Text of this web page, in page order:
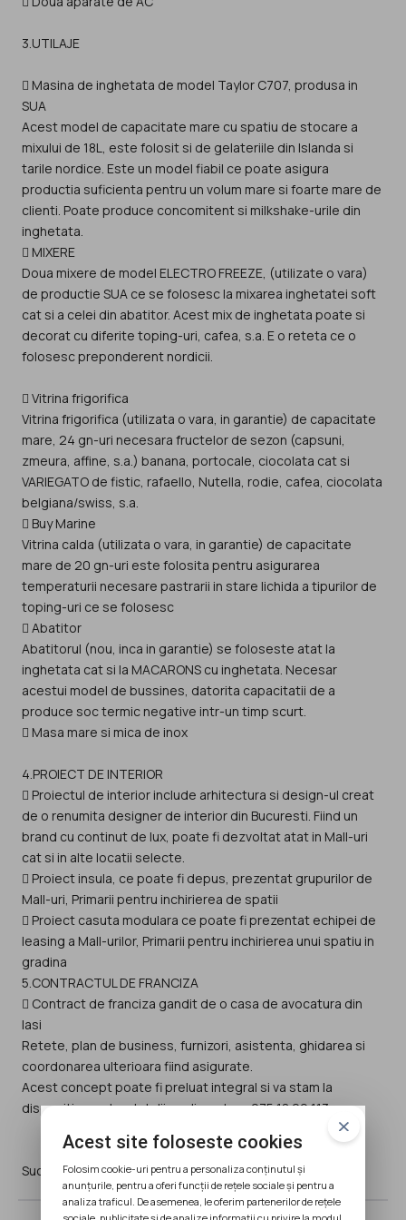
3.UTILAJE
 Masina de inghetata de model Taylor C707, produsa in
SUA
Acest model de capacitate mare cu spatiu de stocare a
mixului de 18L, este folosit si de gelateriile din Islanda si
tarile nordice. Este un model fiabil ce poate asigura
productia suficienta pentru un volum mare si foarte mare de
clienti. Poate produce concomitent si milkshake-urile din
inghetata.
 MIXERE
Doua mixere de model ELECTRO FREEZE, (utilizate o vara)
de productie SUA ce se folosesc la mixarea inghetatei soft
cat si a celei din abatitor. Acest mix de inghetata poate si
decorat cu diferite toping-uri, cafea, s.a. E o reteta ce o
folosesc preponderent nordicii.
 Vitrina frigorifica
Vitrina frigorifica (utilizata o vara, in garantie) de capacitate
mare, 24 gn-uri necesara fructelor de sezon (capsuni,
zmeura, affine, s.a.) banana, portocale, ciocolata cat si
VARIEGATO de fistic, rafaello, Nutella, rodie, cafea, ciocolata
belgiana/swiss, s.a.
 Buy Marine
Vitrina calda (utilizata o vara, in garantie) de capacitate
mare de 20 gn-uri este folosita pentru asigurarea
temperaturii necesare pastrarii in stare lichida a tipurilor de
toping-uri ce se folosesc
 Abatitor
Abatitorul (nou, inca in garantie) se foloseste atat la
inghetata cat si la MACARONS cu inghetata. Necesar
acestui model de bussines, datorita capacitatii de a
produce soc termic negative intr-un timp scurt.
 Masa mare si mica de inox
4.PROIECT DE INTERIOR
 Proiectul de interior include arhitectura si design-ul creat
de o renumita designer de interior din Bucuresti. Fiind un
brand cu continut de lux, poate fi dezvoltat atat in Mall-uri
cat si in alte locatii selecte.
 Proiect insula, ce poate fi depus, prezentat grupurilor de
Mall-uri, Primarii pentru inchirierea de spatii
 Proiect casuta modulara ce poate fi prezentat echipei de
leasing a Mall-urilor, Primarii pentru inchirierea unui spatiu in
gradina
5.CONTRACTUL DE FRANCIZA
 Contract de franciza gandit de o casa de avocatura din
Iasi
Retete, plan de business, furnizori, asistenta, ghidarea si
coordonarea ulterioara fiind asigurate.
Acest concept poate fi preluat integral si va stam la
dispozitie pentru detalii suplimentare 075 18 29 113.
Acest site foloseste cookies
Folosim cookie-uri pentru a personaliza conținutul și
anunțurile, pentru a oferi funcții de rețele sociale și pentru a
analiza traficul. De asemenea, le oferim partenerilor de rețele